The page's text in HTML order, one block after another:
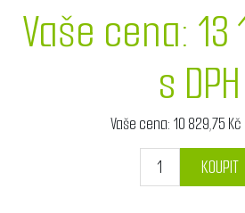
Vaše cena: 13
s DPH
Vaše cena: 10 829,75 Kč
KOUPIT